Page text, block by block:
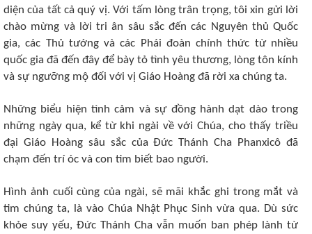
diện của tất cả quý vị. Với tấm lòng trân trọng, tôi xin gửi lời
chào mừng và lời tri ân sâu sắc đến các Nguyên thủ Quốc
gia, các Thủ tướng và các Phái đoàn chính thức từ nhiều
quốc gia đã đến đây để bày tỏ tình yêu thương, lòng tôn kính
và sự ngưỡng mộ đối với vị Giáo Hoàng đã rời xa chúng ta.
Những biểu hiện tình cảm và sự đồng hành dạt dào trong
những ngày qua, kể từ khi ngài về với Chúa, cho thấy triều
đại Giáo Hoàng sâu sắc của Đức Thánh Cha Phanxicô đã
chạm đến trí óc và con tim biết bao người.
Hình ảnh cuối cùng của ngài, sẽ mãi khắc ghi trong mắt và
tim chúng ta, là vào Chúa Nhật Phục Sinh vừa qua. Dù sức
khỏe suy yếu, Đức Thánh Cha vẫn muốn ban phép lành từ